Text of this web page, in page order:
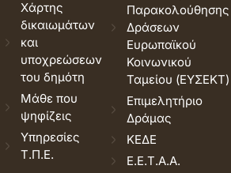
Χάρτης
δικαιωμάτων
και
υποχρεώσεων
του δημότη
Μάθε που
ψηφίζεις
Υπηρεσίες
Τ.Π.Ε.
Παρακολούθησης
Δράσεων
Ευρωπαϊκού
Κοινωνικού
Ταμείου (ΕΥΣΕΚΤ)
Επιμελητήριο
Δράμας
ΚΕΔΕ
Ε.Ε.Τ.Α.Α.